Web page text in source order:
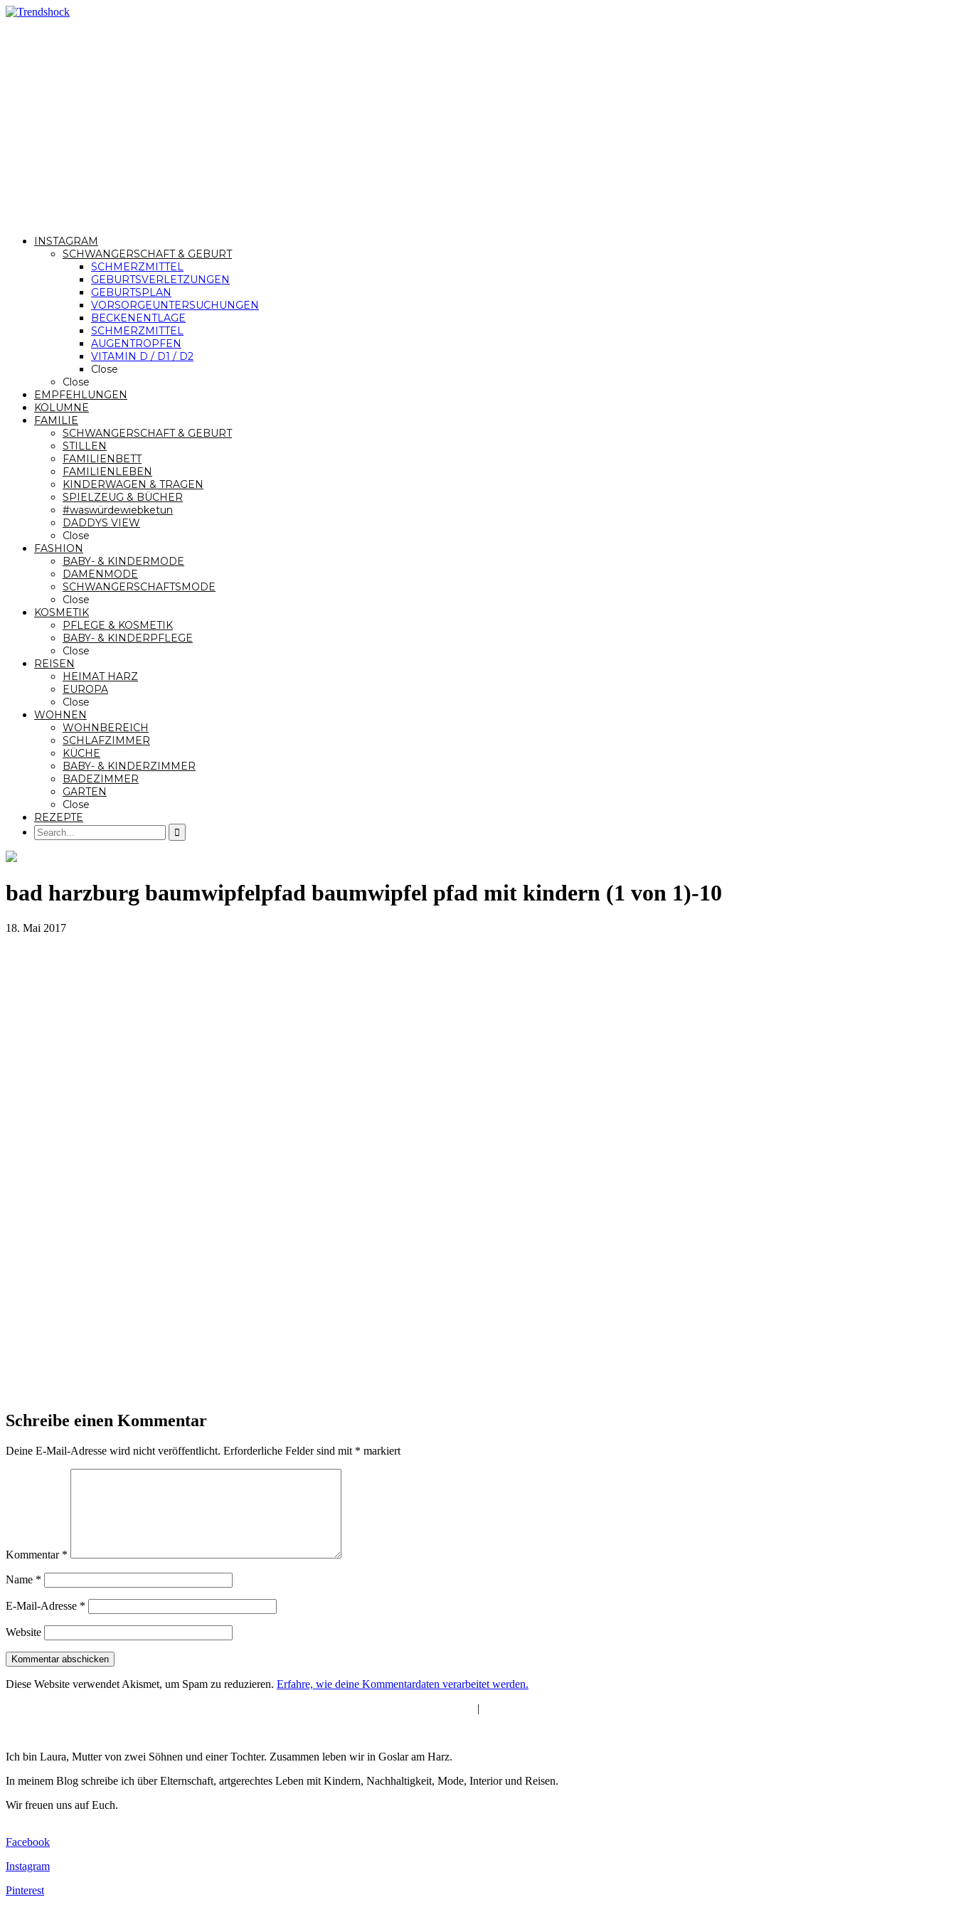
INSTAGRAM
SCHWANGERSCHAFT & GEBURT
SCHMERZMITTEL
GEBURTSVERLETZUNGEN
GEBURTSPLAN
VORSORGEUNTERSUCHUNGEN
BECKENENTLAGE
SCHMERZMITTEL
AUGENTROPFEN
VITAMIN D / D1 / D2
Close
Close
EMPFEHLUNGEN
KOLUMNE
FAMILIE
SCHWANGERSCHAFT & GEBURT
STILLEN
FAMILIENBETT
FAMILIENLEBEN
KINDERWAGEN & TRAGEN
SPIELZEUG & BÜCHER
#waswürdewiebketun
DADDYS VIEW
Close
FASHION
BABY- & KINDERMODE
DAMENMODE
SCHWANGERSCHAFTSMODE
Close
KOSMETIK
PFLEGE & KOSMETIK
BABY- & KINDERPFLEGE
Close
REISEN
HEIMAT HARZ
EUROPA
Close
WOHNEN
WOHNBEREICH
SCHLAFZIMMER
KÜCHE
BABY- & KINDERZIMMER
BADEZIMMER
GARTEN
Close
REZEPTE
bad harzburg baumwipfelpfad baumwipfel pfad mit kindern (1 von 1)-10
18. Mai 2017
Schreibe einen Kommentar
Deine E-Mail-Adresse wird nicht veröffentlicht. Erforderliche Felder sind mit * markiert
Kommentar *
Name *
E-Mail-Adresse *
Website
Diese Website verwendet Akismet, um Spam zu reduzieren. Erfahre, wie deine Kommentardaten verarbeitet werden.
|
Ich bin Laura, Mutter von zwei Söhnen und einer Tochter. Zusammen leben wir in Goslar am Harz.
In meinem Blog schreibe ich über Elternschaft, artgerechtes Leben mit Kindern, Nachhaltigkeit, Mode, Interior und Reisen.
Wir freuen uns auf Euch.
Facebook
Instagram
Pinterest